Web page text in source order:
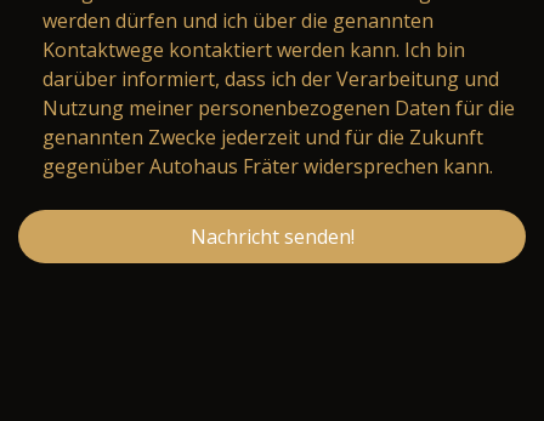
werden dürfen und ich über die genannten
Kontaktwege kontaktiert werden kann. Ich bin
darüber informiert, dass ich der Verarbeitung und
Nutzung meiner personenbezogenen Daten für die
genannten Zwecke jederzeit und für die Zukunft
gegenüber Autohaus Fräter widersprechen kann.
Nachricht senden!